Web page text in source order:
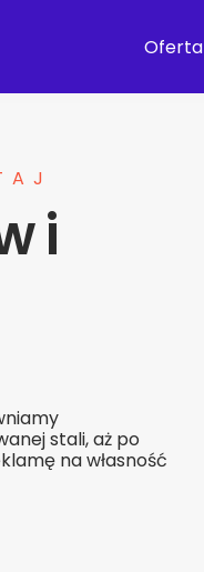
i
stali, aż po
na własność